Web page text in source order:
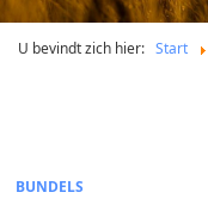
U bevindt zich hier: Start
BUNDELS